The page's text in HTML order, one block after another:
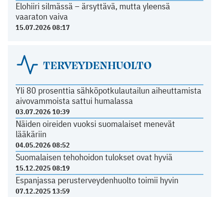
Elohiiri silmässä – ärsyttävä, mutta yleensä
vaaraton vaiva
15.07.2026 08:17
TERVEYDENHUOLTO
Yli 80 prosenttia sähköpotkulautailun aiheuttamista
aivovammoista sattui humalassa
03.07.2026 10:39
Näiden oireiden vuoksi suomalaiset menevät
lääkäriin
04.05.2026 08:52
Suomalaisen tehohoidon tulokset ovat hyviä
15.12.2025 08:19
Espanjassa perusterveydenhuolto toimii hyvin
07.12.2025 13:59